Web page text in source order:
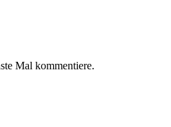
Mal kommentiere.